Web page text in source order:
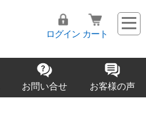
ログイン カート
お問い合せ お客様の声